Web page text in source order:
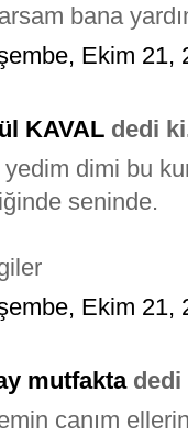
bana
Ekim 21,
KAVAL dedi
yedim dimi bu
seninde.
Ekim 21,
mutfaktadedi
canım